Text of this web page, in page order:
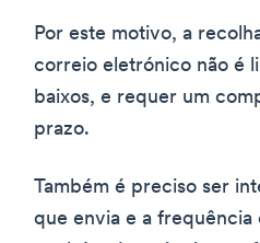
Por este motivo, a
correio eletrónico não é
baixos, e requer um
prazo.
Também é preciso ser
que envia e a frequência